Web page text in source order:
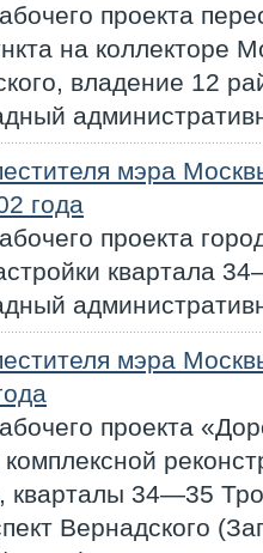
проекта
на коллекторе
владение 12
мэра
года
проекта
квартала
мэра
проекта
34—35
Вернадского